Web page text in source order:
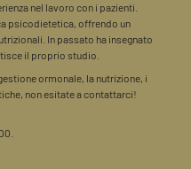
nel lavoro con i pazienti.
psicodietetica, offrendo un
In passato ha insegnato
il proprio studio.
ormonale, la nutrizione, i
non esitate a contattarci!